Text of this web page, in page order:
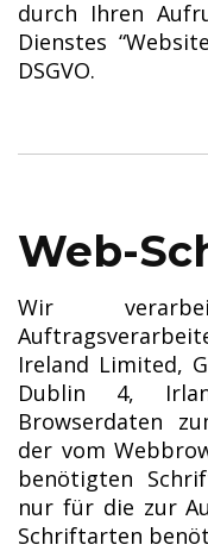
durch Ihren
Dienstes
DSGVO.
Web-
Wir
Ireland Limited,
Dublin 4,
Browserdaten
der vom
benötigten
nur für die zur
Schriftarten